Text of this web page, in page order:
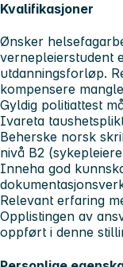
Kvalifikasjoner
Ønsker
vernepleierstudent
utdanningsforløp.
kompensere
Gyldig politiattest
Ivareta
Beherske norsk
nivå B2
Inneha god
Relevant erfaring
Opplistingen av
oppført i denne